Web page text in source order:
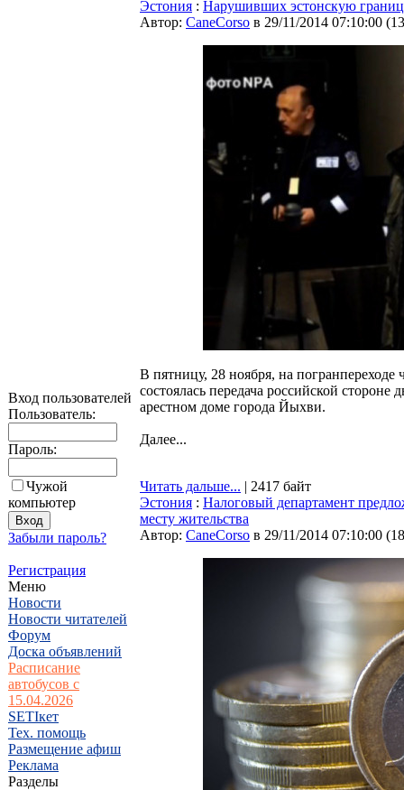
Вход пользователей
Пользователь:
Пароль:
Чужой
компьютер
Забыли пароль?
Регистрация
Меню
Новости
Новости читателей
Форум
Доска объявлений
Расписание
автобусов с
15.04.2026
SETIкет
Тех. помощь
Размещение афиш
Реклама
Разделы
Эстония : Нарушивших эстонскую
Автор: CaneCorso в 29/11/2014 07:10:00 (
В пятницу, 28 ноября, на
состоялась передача российской
арестном доме города Йыхви.
Далее...
Читать дальше... | 2417 байт
Эстония : Налоговый департамент
месту жительства
Автор: CaneCorso в 29/11/2014 07:10:00 (